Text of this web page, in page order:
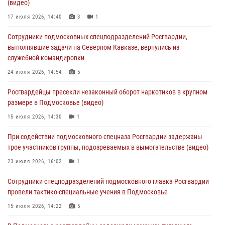
изготовлении поддельных документов (видео)
05 августа 2026, 15:48
Сотрудники спецподразделения подмосковного главка Росгвардии
отработали навыки огневой подготовки на комплексных учениях
04 августа 2026, 12:21
сигналам «Тревога» с охраняемых объектов в Подмосковье
04 августа 2026, 12:15
(видео)
03 августа 2026, 15:32
(видео)
17 июля 2026, 14:40 3 1
Сотрудники подмосковных спецподразделений Росгвардии,
выполнявшие задачи на Северном Кавказе, вернулись из
служебной командировки
24 июля 2026, 14:54 5
Росгвардейцы пресекли незаконный оборот наркотиков в крупном
размере в Подмосковье (видео)
15 июля 2026, 14:30 1
При содействии подмосковного спецназа Росгвардии задержаны
трое участников группы, подозреваемых в вымогательстве (видео)
23 июля 2026, 16:02 1
Сотрудники спецподразделений подмосковного главка Росгвардии
провели тактико-специальные учения в Подмосковье
15 июля 2026, 14:22 5